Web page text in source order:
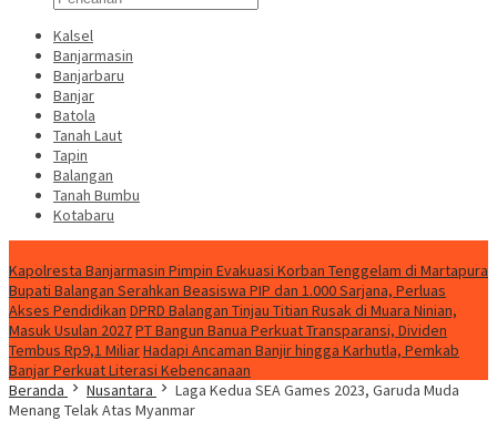
Kalsel
Banjarmasin
Banjarbaru
Banjar
Batola
Tanah Laut
Tapin
Balangan
Tanah Bumbu
Kotabaru
Kapolresta Banjarmasin Pimpin Evakuasi Korban Tenggelam di Martapura
Bupati Balangan Serahkan Beasiswa PIP dan 1.000 Sarjana, Perluas
Akses Pendidikan DPRD Balangan Tinjau Titian Rusak di Muara Ninian,
Masuk Usulan 2027PT Bangun Banua Perkuat Transparansi, Dividen
Tembus Rp9,1 MiliarHadapi Ancaman Banjir hingga Karhutla, Pemkab
Banjar Perkuat Literasi Kebencanaan
Beranda
Nusantara
Laga Kedua SEA Games 2023, Garuda Muda
Menang Telak Atas Myanmar